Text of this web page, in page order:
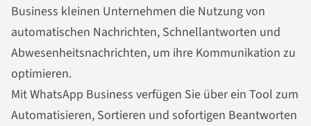
Business kleinen Unternehmen die Nutzung von
automatischen Nachrichten, Schnellantworten und
Abwesenheitsnachrichten, um ihre Kommunikation zu
optimieren.
Mit WhatsApp Business verfügen Sie über ein Tool zum
Automatisieren, Sortieren und sofortigen Beantworten